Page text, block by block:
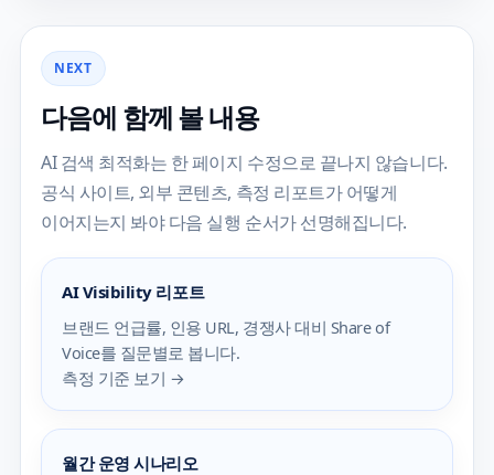
NEXT
다음에 함께 볼 내용
AI 검색 최적화는 한 페이지 수정으로 끝나지 않습니다.
공식 사이트, 외부 콘텐츠, 측정 리포트가 어떻게
이어지는지 봐야 다음 실행 순서가 선명해집니다.
AI Visibility 리포트
브랜드 언급률, 인용 URL, 경쟁사 대비 Share of
Voice를 질문별로 봅니다.
측정 기준 보기 →
월간 운영 시나리오